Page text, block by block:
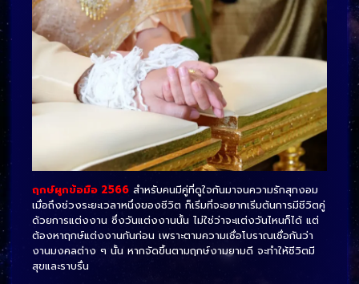
ฤกษ์ผูกข้อมือ 2566 สำหรับคนมีคู่ที่ดูใจกันมาจนความรักสุกงอม
เมื่อถึงช่วงระยะเวลาหนึ่งของชีวิต ก็เริ่มที่จะอยากเริ่มต้นการมีชีวิตคู่
ด้วยการแต่งงาน ซึ่งวันแต่งงานนั้น ไม่ใช่ว่าจะแต่งวันไหนก็ได้ แต่
ต้องหาฤกษ์แต่งงานกันก่อน เพราะตามความเชื่อโบราณเชื่อกันว่า
งานมงคลต่าง ๆ นั้น หากจัดขึ้นตามฤกษ์งามยามดี จะทำให้ชีวิตมี
สุขและราบรื่น